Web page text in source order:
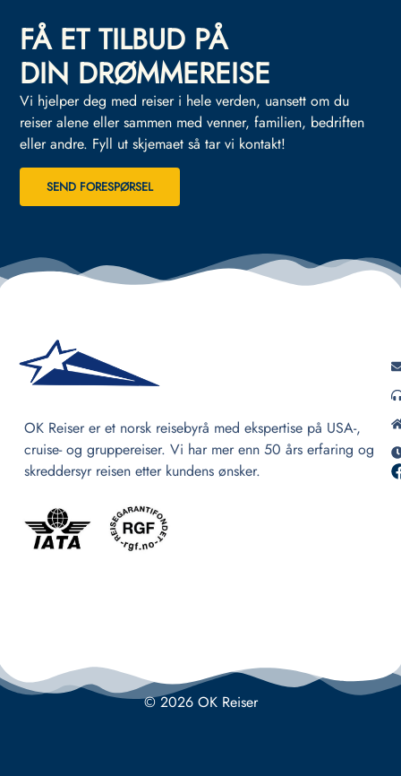
FÅ ET TILBUD PÅ
DIN DRØMMEREISE
Vi hjelper deg med reiser i hele verden, uansett om du
reiser alene eller sammen med venner, familien, bedriften
eller andre. Fyll ut skjemaet så tar vi kontakt!
SEND FORESPØRSEL
OK Reiser er et norsk reisebyrå med ekspertise på USA-,
cruise- og gruppereiser. Vi har mer enn 50 års erfaring og
skreddersyr reisen etter kundens ønsker.
© 2026 OK Reiser